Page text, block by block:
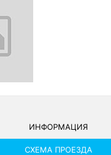
ИНФОРМАЦИЯ
СХЕМА ПРОЕЗДА